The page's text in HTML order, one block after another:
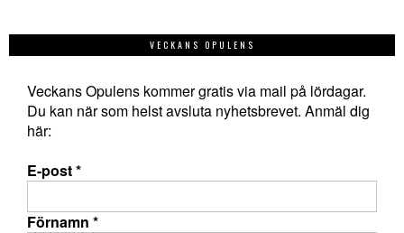
VECKANS OPULENS
Veckans Opulens kommer gratis via mail på lördagar.
Du kan när som helst avsluta nyhetsbrevet. Anmäl dig
här:
E-post*
Förnamn *